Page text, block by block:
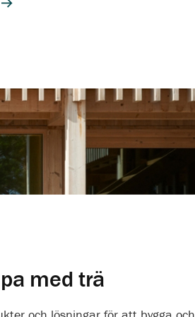
med trä